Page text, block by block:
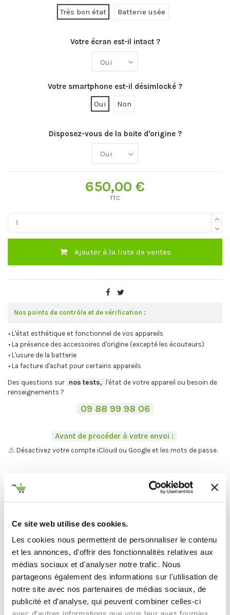
Ce site web utilise des cookies.
Les cookies nous permettent de personnaliser le contenu
et les annonces, d'offrir des fonctionnalités relatives aux
médias sociaux et d'analyser notre trafic. Nous
partageons également des informations sur l'utilisation de
notre site avec nos partenaires de médias sociaux, de
publicité et d'analyse, qui peuvent combiner celles-ci
Très bon état
Batterie usée
Votre écran est-il intact ?
Votre smartphone est-il désimlocké ?
Oui
Non
Disposez-vous de la boite d'origine ?
650,00 €
TTC
Ajouter à la liste de ventes
Nos points de contrôle et de vérification :
• L'état esthétique et fonctionnel de vos appareils
• La présence des accessoires d'origine (excepté les écouteurs)
• L'usure de la batterie
• La facture d'achat pour certains appareils
Des questions sur nos tests,
l'état de votre appareil ou besoin de
renseignements ?
09 88 99 98 06-
Avant de procéder à votre envoi :
⚠ Désactivez votre compte iCloud ou Google et les mots de passe.
C'est par ici.
Et maintenant... ♫
Définir l'état de votre produit
-Avant de procéder à votre envoi :-